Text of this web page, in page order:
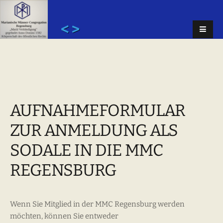
< >
AUFNAHMEFORMULAR
ZUR ANMELDUNG ALS
SODALE IN DIE MMC
REGENSBURG
Wenn Sie Mitglied in der MMC Regensburg werden
möchten, können Sie entweder